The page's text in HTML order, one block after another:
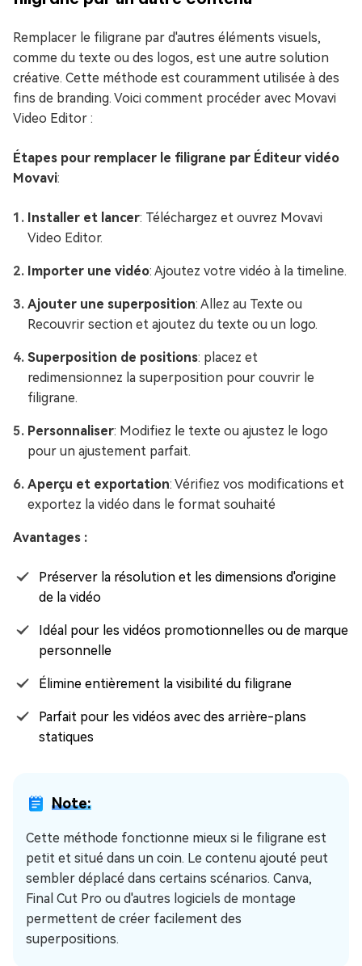
Remplacer le filigrane par d'autres éléments visuels,
comme du texte ou des logos, est une autre solution
créative. Cette méthode est couramment utilisée à des
fins de branding. Voici comment procéder avec Movavi
Video Editor :
Étapes pour remplacer le filigrane par Éditeur vidéo
Movavi:
Installer et lancer: Téléchargez et ouvrez Movavi
Video Editor.
Importer une vidéo: Ajoutez votre vidéo à la timeline.
Ajouter une superposition: Allez au Texte ou
Recouvrir section et ajoutez du texte ou un logo.
Superposition de positions: placez et
redimensionnez la superposition pour couvrir le
filigrane.
Personnaliser: Modifiez le texte ou ajustez le logo
pour un ajustement parfait.
Aperçu et exportation: Vérifiez vos modifications et
exportez la vidéo dans le format souhaité
Avantages :
Préserver la résolution et les dimensions d'origine
de la vidéo
Idéal pour les vidéos promotionnelles ou de marque
personnelle
Élimine entièrement la visibilité du filigrane
Parfait pour les vidéos avec des arrière-plans
statiques
Note:
Cette méthode fonctionne mieux si le filigrane est
petit et situé dans un coin. Le contenu ajouté peut
sembler déplacé dans certains scénarios. Canva,
Final Cut Pro ou d'autres logiciels de montage
permettent de créer facilement des
superpositions.